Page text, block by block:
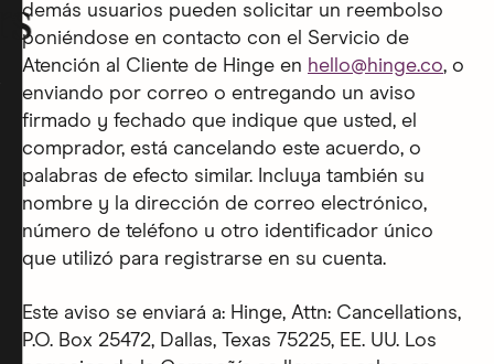
demás usuarios pueden solicitar un reembolso
poniéndose en contacto con el Servicio de
Atención al Cliente de Hinge en hello@hinge.co, o
enviando por correo o entregando un aviso
firmado y fechado que indique que usted, el
comprador, está cancelando este acuerdo, o
palabras de efecto similar. Incluya también su
nombre y la dirección de correo electrónico,
número de teléfono u otro identificador único
que utilizó para registrarse en su cuenta.
Este aviso se enviará a: Hinge, Attn: Cancellations,
P.O. Box 25472, Dallas, Texas 75225, EE. UU. Los